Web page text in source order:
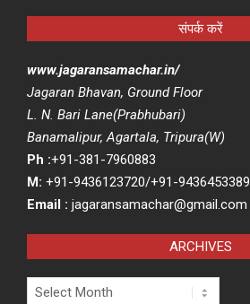
संपर्क करें
www.jagaransamachar.in/
Jagaran Bhavan, Ground Floor
L. N. Bari Lane(Prabhubari)
Banamalipur, Agartala, Tripura(W)
Ph :+91-381-7960883
M: +91-9436123720/+91-9436453389
Email : jagaransamachar@gmail.com
ARCHIVES
Archives